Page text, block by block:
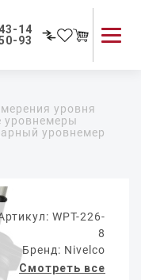
14
93
Применение приборов
Как мы работаем
уровня
уровнемеры
уровнемер
WPT-226-
8
Бренд: Nivelco
Смотреть все